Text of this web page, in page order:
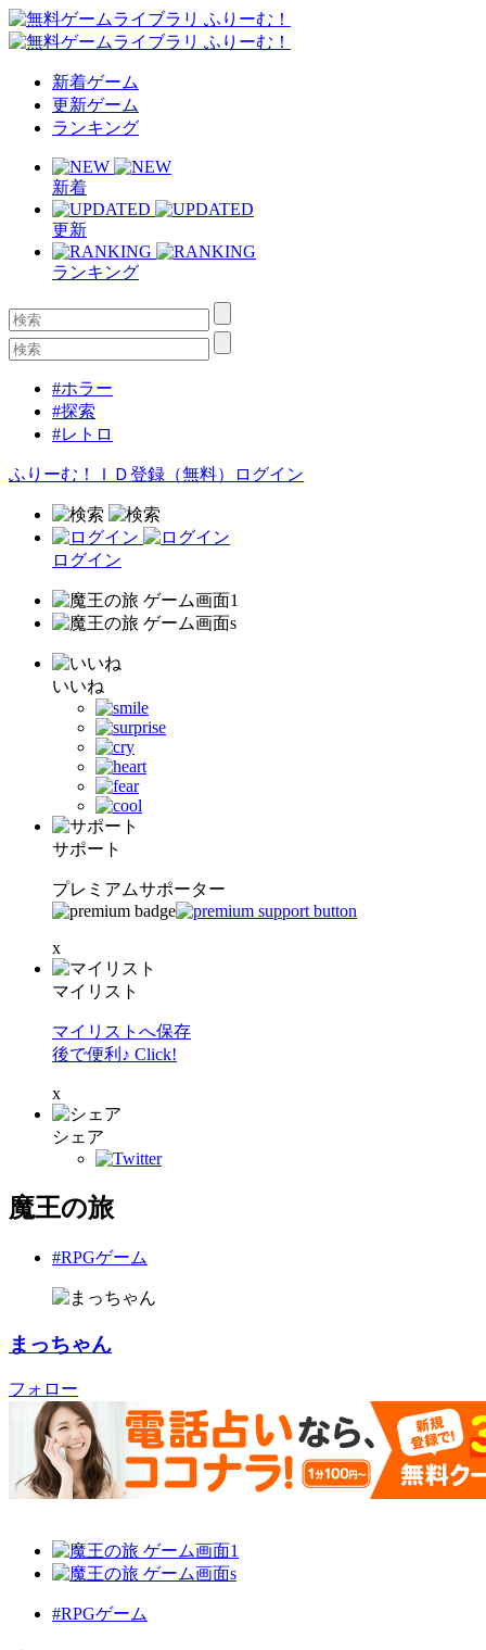
新着ゲーム
更新ゲーム
ランキング
新着
更新
ランキング
#ホラー
#探索
#レトロ
ふりーむ！ＩＤ登録（無料） ログイン
ログイン
いいね
サポート
プレミアムサポーター
x
マイリスト
マイリストへ保存
後で便利♪ Click!
x
シェア
魔王の旅
#RPGゲーム
まっちゃん
フォロー
#RPGゲーム